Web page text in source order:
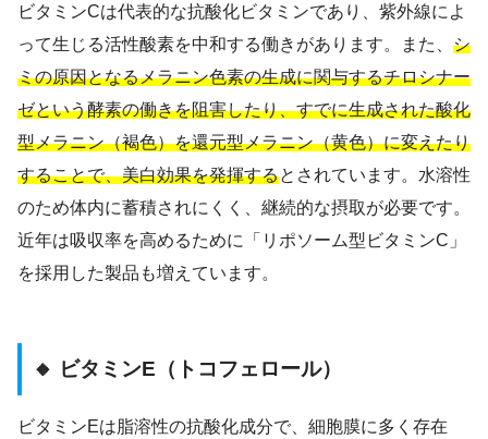
ビタミンCは代表的な抗酸化ビタミンであり、紫外線によ
って生じる活性酸素を中和する働きがあります。また、 シ
ミの原因となるメラニン色素の生成に関与するチロシナー
ゼという酵素の働きを阻害したり、すでに生成された酸化
型メラニン（褐色）を還元型メラニン（黄色）に変えたり
することで、美白効果を発揮するとされています。水溶性
のため体内に蓄積されにくく、継続的な摂取が必要です。
近年は吸収率を高めるために「リポソーム型ビタミンC」
を採用した製品も増えています。
🔸 ビタミンE（トコフェロール）
ビタミンEは脂溶性の抗酸化成分で、細胞膜に多く存在